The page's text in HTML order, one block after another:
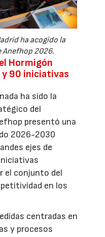
ha acogido la
Anefhop 2026.
Hormigón
90 iniciativas
ha sido la
del
presentó una
2026-2030
ejes de
el conjunto del
en los
centradas en
y procesos